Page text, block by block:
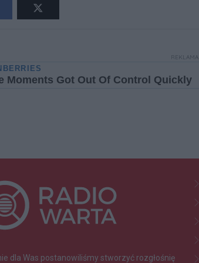
REKLAMA
dla Was postanowiliśmy stworzyć rozgłośnię